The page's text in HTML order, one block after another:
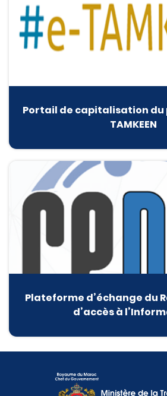
Portail de capitalisation
TAMKEEN
Plateforme d’échange du
d’accès à